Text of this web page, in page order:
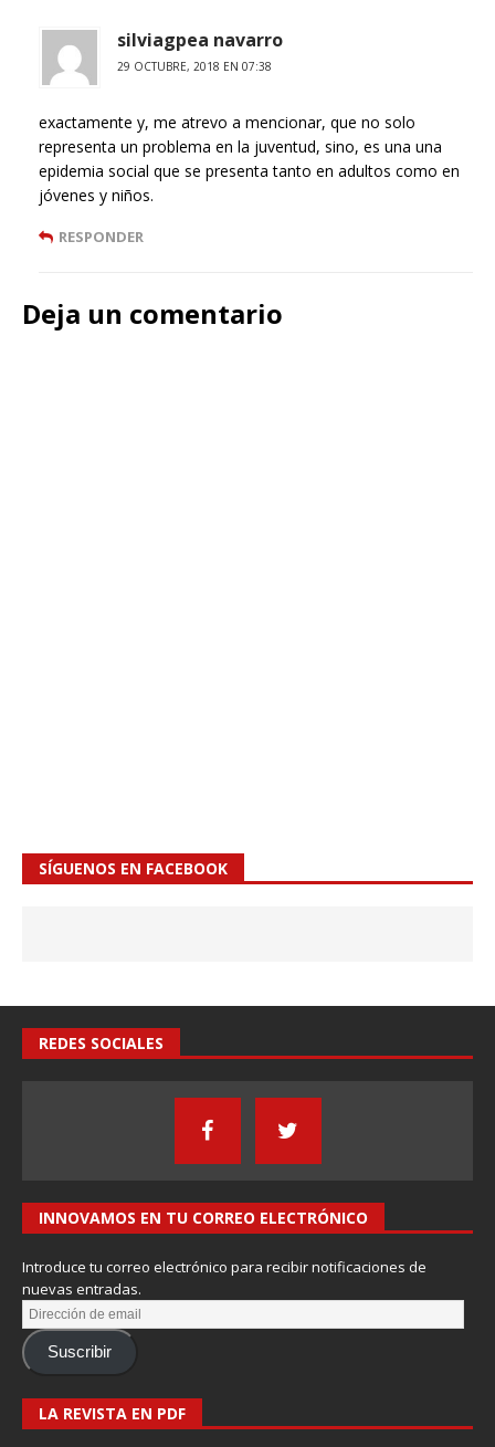
silviagpea navarro
29 OCTUBRE, 2018 EN 07:38
exactamente y, me atrevo a mencionar, que no solo
representa un problema en la juventud, sino, es una una
epidemia social que se presenta tanto en adultos como en
jóvenes y niños.
RESPONDER
Deja un comentario
SÍGUENOS EN FACEBOOK
REDES SOCIALES
INNOVAMOS EN TU CORREO ELECTRÓNICO
Introduce tu correo electrónico para recibir notificaciones de
nuevas entradas.
Suscribir
LA REVISTA EN PDF